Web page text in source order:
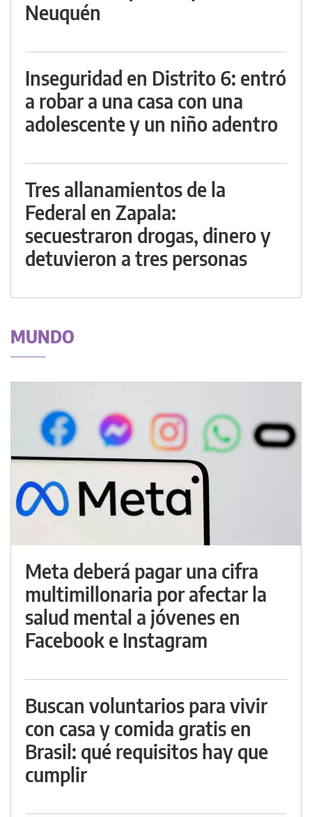
Neuquén
Inseguridad en Distrito 6: entró
a robar a una casa con una
adolescente y un niño adentro
Tres allanamientos de la
Federal en Zapala:
secuestraron drogas, dinero y
detuvieron a tres personas
MUNDO
Meta deberá pagar una cifra
multimillonaria por afectar la
salud mental a jóvenes en
Facebook e Instagram
Buscan voluntarios para vivir
con casa y comida gratis en
Brasil: qué requisitos hay que
cumplir